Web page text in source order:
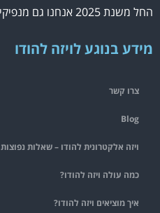
החל משנת 2025 אנחנו גם מנפיקים ויזות לאנגליה עבור ישראלים.
מידע בנוגע לויזה להודו
צרו קשר
Blog
ויזה אלקטרונית להודו – שאלות נפוצות
כמה עולה ויזה להודו?
איך מוציאים ויזה להודו?